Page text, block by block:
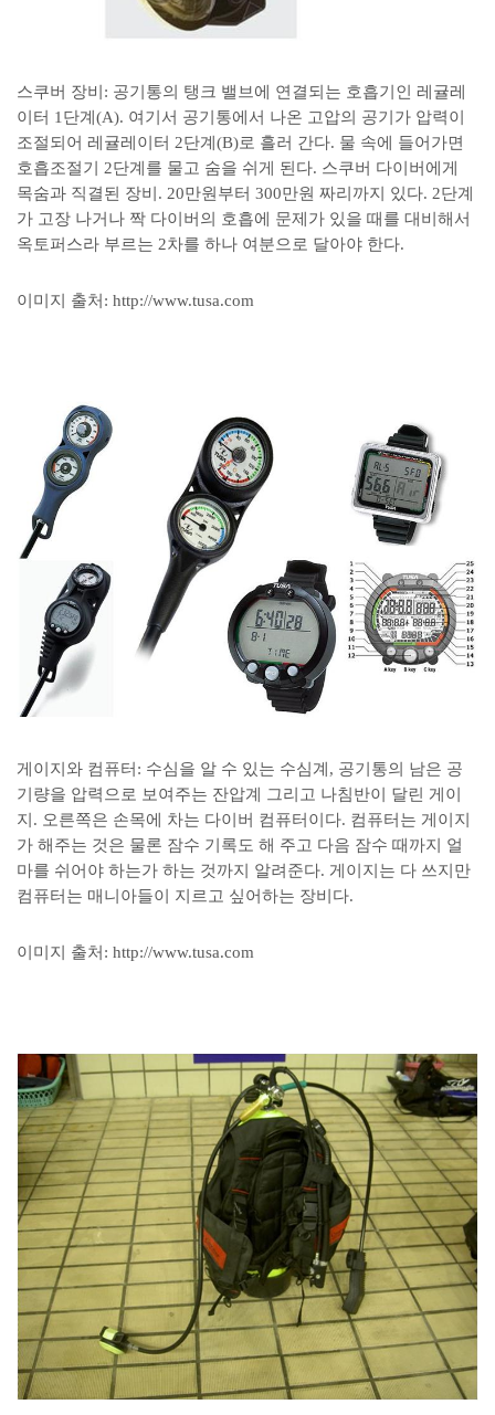
스쿠버 장비: 공기통의 탱크 밸브에 연결되는 호흡기인 레귤레
이터 1단계(A). 여기서 공기통에서 나온 고압의 공기가 압력이
조절되어 레귤레이터 2단계(B)로 흘러 간다. 물 속에 들어가면
호흡조절기 2단계를 물고 숨을 쉬게 된다. 스쿠버 다이버에게
목숨과 직결된 장비. 20만원부터 300만원 짜리까지 있다. 2단계
가 고장 나거나 짝 다이버의 호흡에 문제가 있을 때를 대비해서
옥토퍼스라 부르는 2차를 하나 여분으로 달아야 한다.
이미지 출처: http://www.tusa.com
게이지와 컴퓨터: 수심을 알 수 있는 수심계, 공기통의 남은 공
기량을 압력으로 보여주는 잔압계 그리고 나침반이 달린 게이
지. 오른쪽은 손목에 차는 다이버 컴퓨터이다. 컴퓨터는 게이지
가 해주는 것은 물론 잠수 기록도 해 주고 다음 잠수 때까지 얼
마를 쉬어야 하는가 하는 것까지 알려준다. 게이지는 다 쓰지만
컴퓨터는 매니아들이 지르고 싶어하는 장비다.
이미지 출처: http://www.tusa.com